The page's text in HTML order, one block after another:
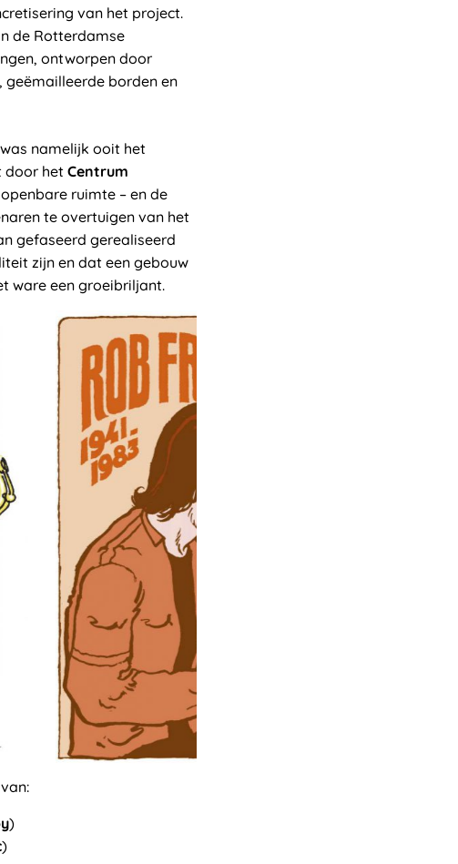
van het project.
de Rotterdamse
ontworpen door
borden en
namelijk ooit het
door hetCentrum
ruimte – en de
te overtuigen van het
gefaseerd gerealiseerd
zijn en dat een gebouw
ware een groeibriljant.
)
)